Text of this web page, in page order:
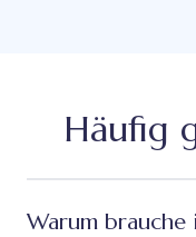
Häufig
Warum brauche